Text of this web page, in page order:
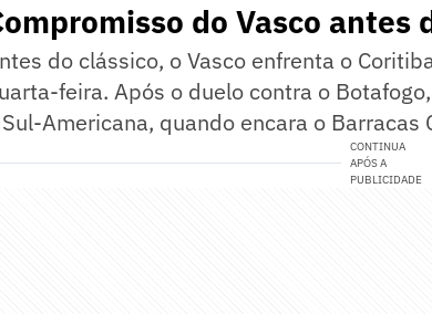
do Vasco antes
do clássico, o Vasco enfrenta o
feira. Após o duelo contra o
Americana, quando encara o Barracas
CONTINUA
APÓS A
PUBLICIDADE